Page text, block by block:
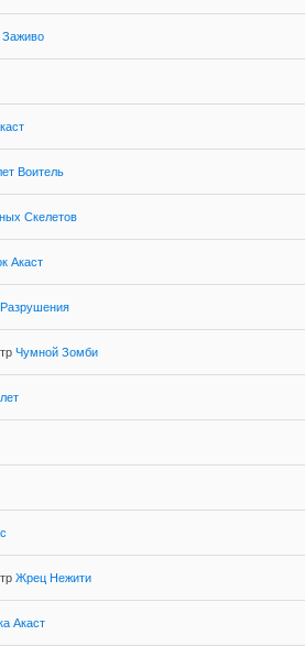
Заживо
Воитель
Скелетов
Акаст
Чумной Зомби
Жрец Нежити
Акаст